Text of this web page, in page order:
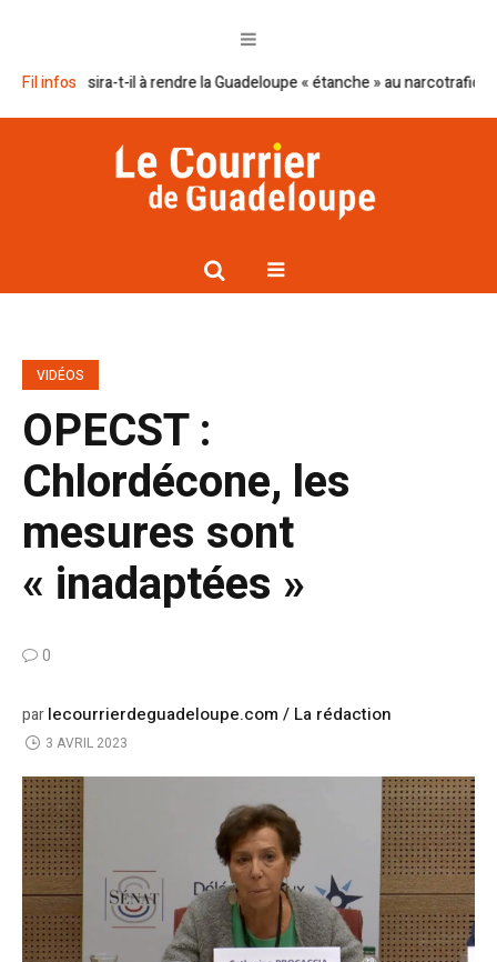
Fil infost-il à rendre la Guadeloupe « étanche » au narcotrafic ? Cap
VIDÉOS
OPECST :
Chlordécone, les
mesures sont
« inadaptées »
0
parlecourrierdeguadeloupe.com / La rédaction
3 AVRIL 2023